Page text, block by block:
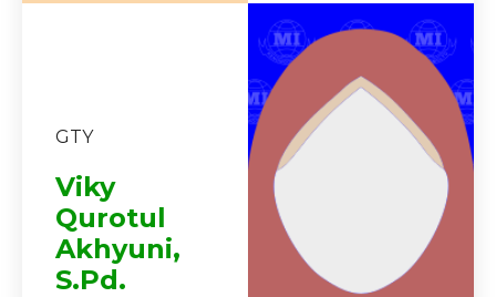
GTY
Viky
Qurotul
Akhyuni,
S.Pd.